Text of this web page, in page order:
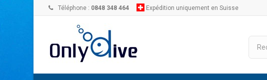
Téléphone : 0848 348 464 Expédition uniquement en Suisse